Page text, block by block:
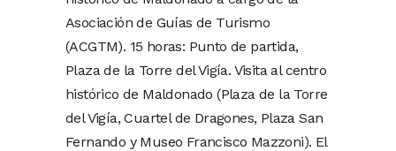
Asociación de Guías de Turismo
(ACGTM). 15 horas: Punto de partida,
Plaza de la Torre del Vigía. Visita al centro
histórico de Maldonado (Plaza de la Torre
del Vigía, Cuartel de Dragones, Plaza San
Fernando y Museo Francisco Mazzoni). El